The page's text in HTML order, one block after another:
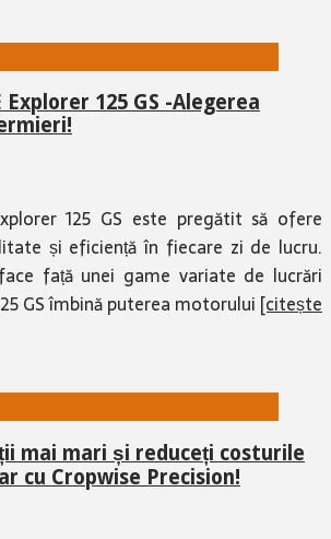
125 GS -Alegerea
125 GS este pregătit să ofere
și eficiență în fiecare zi de lucru.
față unei game variate de lucrări
GS îmbină puterea motorului [citește
mai mari și reduceți costurile
cu Cropwise Precision!